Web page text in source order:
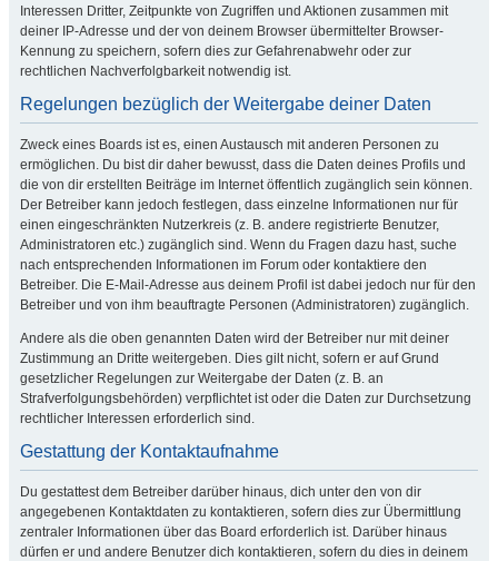
Interessen Dritter, Zeitpunkte von Zugriffen und Aktionen zusammen mit
deiner IP-Adresse und der von deinem Browser übermittelter Browser-
Kennung zu speichern, sofern dies zur Gefahrenabwehr oder zur
rechtlichen Nachverfolgbarkeit notwendig ist.
Regelungen bezüglich der Weitergabe deiner Daten
Zweck eines Boards ist es, einen Austausch mit anderen Personen zu
ermöglichen. Du bist dir daher bewusst, dass die Daten deines Profils und
die von dir erstellten Beiträge im Internet öffentlich zugänglich sein können.
Der Betreiber kann jedoch festlegen, dass einzelne Informationen nur für
einen eingeschränkten Nutzerkreis (z. B. andere registrierte Benutzer,
Administratoren etc.) zugänglich sind. Wenn du Fragen dazu hast, suche
nach entsprechenden Informationen im Forum oder kontaktiere den
Betreiber. Die E-Mail-Adresse aus deinem Profil ist dabei jedoch nur für den
Betreiber und von ihm beauftragte Personen (Administratoren) zugänglich.
Andere als die oben genannten Daten wird der Betreiber nur mit deiner
Zustimmung an Dritte weitergeben. Dies gilt nicht, sofern er auf Grund
gesetzlicher Regelungen zur Weitergabe der Daten (z. B. an
Strafverfolgungsbehörden) verpflichtet ist oder die Daten zur Durchsetzung
rechtlicher Interessen erforderlich sind.
Gestattung der Kontaktaufnahme
Du gestattest dem Betreiber darüber hinaus, dich unter den von dir
angegebenen Kontaktdaten zu kontaktieren, sofern dies zur Übermittlung
zentraler Informationen über das Board erforderlich ist. Darüber hinaus
dürfen er und andere Benutzer dich kontaktieren, sofern du dies in deinem